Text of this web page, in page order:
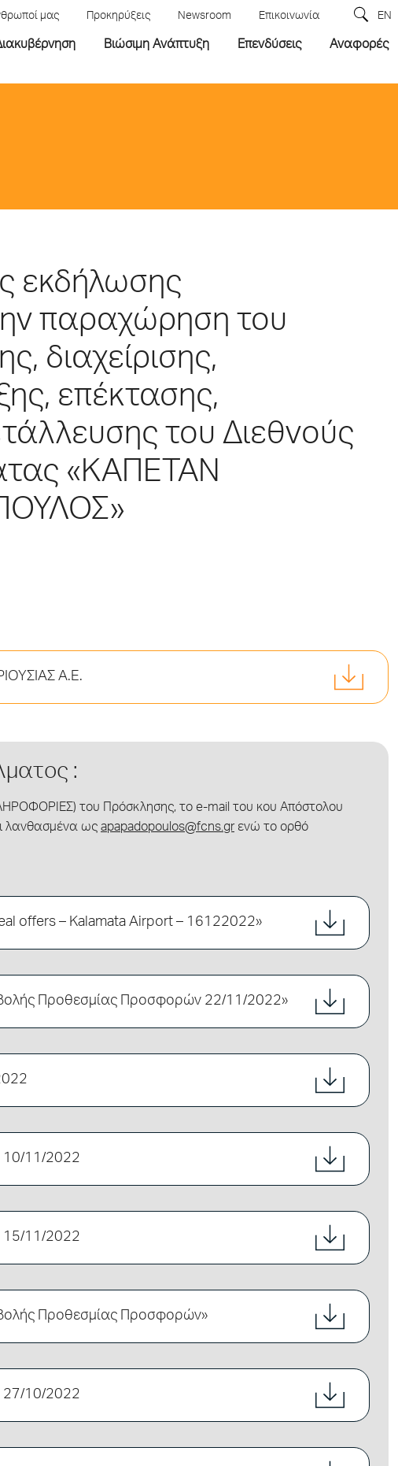
μας Προκηρύξεις Newsroom Επικοινωνία EN
Βιώσιμη Ανάπτυξη Επενδύσεις Αναφορές
εκδήλωσης
παραχώρηση του
διαχείρισης,
επέκτασης,
του Διεθνούς
«ΚΑΠΕΤΑΝ
Α.Ε.
:
του Πρόσκλησης, το e-mail του κου Απόστολου
λανθασμένα ως apapadopoulos@fcns.grενώ το ορθό
offers – Kalamata Airport – 16122022»
Προθεσμίας Προσφορών 22/11/2022»
10/11/2022
15/11/2022
Προθεσμίας Προσφορών»
27/10/2022